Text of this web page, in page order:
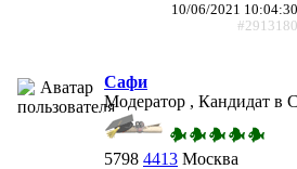
10/06/2021 10:04:30
#2913180
Сафи
Модератор , Кандидат в
5798 4413 Москва